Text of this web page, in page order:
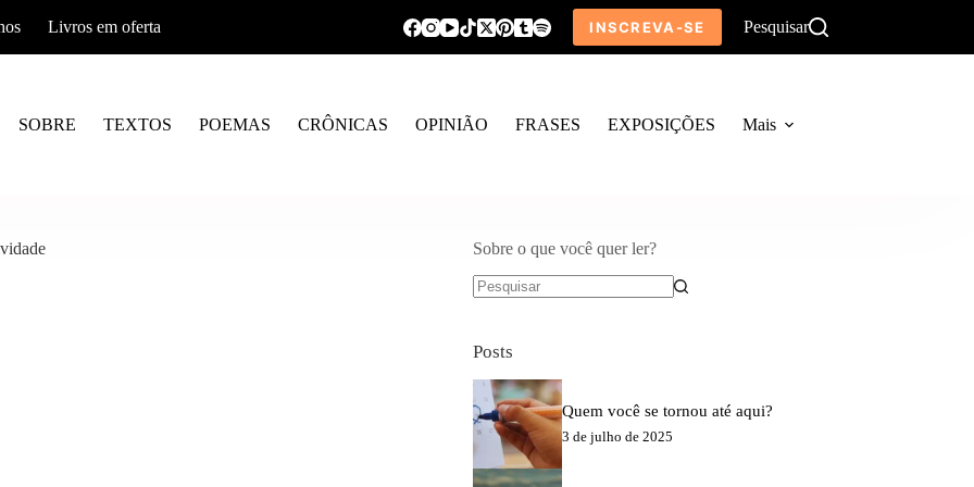
Livros em oferta INSCREVA-SE Pesquisar
SOBRE TEXTOS POEMAS CRÔNICAS OPINIÃO FRASES EXPOSIÇÕES Mais
Sobre o que você quer ler?
Posts
Quem você se tornou até aqui?
3 de julho de 2025